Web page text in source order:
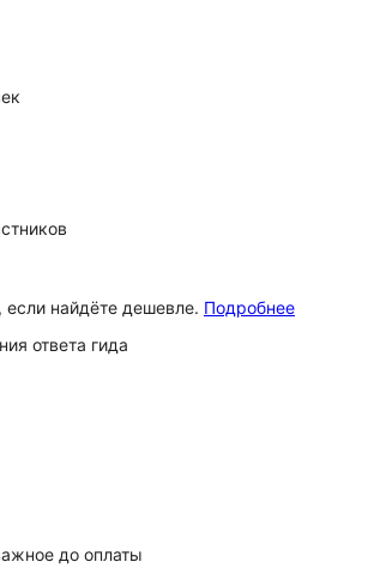
найдёте дешевле. Подробнее
ответа гида
до оплаты